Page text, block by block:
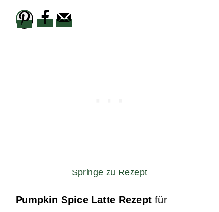
Springe zu Rezept
Pumpkin Spice Latte Rezept für